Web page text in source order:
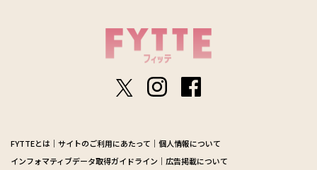
FYTTEとは サイトのご利用にあたって
個人情報について
インフォマティブデータ取得ガイドライン
広告掲載について